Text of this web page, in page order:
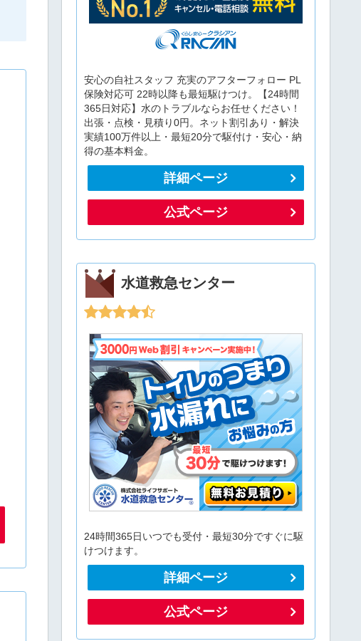
安心の自社スタッフ 充実のアフターフォロー PL
保険対応可 22時以降も最短駆けつけ。【24時間
365日対応】水のトラブルならお任せください！
出張・点検・見積り0円。ネット割引あり・解決
実績100万件以上・最短20分で駆付け・安心・納
得の基本料金。
詳細ページ
公式ページ
水道救急センター
24時間365日いつでも受付・最短30分ですぐに駆
けつけます。
詳細ページ
公式ページ